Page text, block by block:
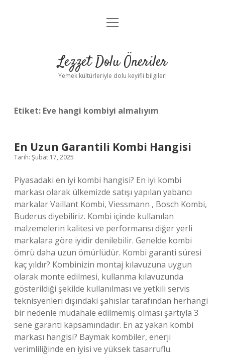
Anasayfa
Yasal Uyarı
menüyü
Lezzet Dolu Öneriler
Yemek kültürleriyle dolu keyifli bilgiler!
Etiket: Eve hangi kombiyi almalıyım
En Uzun Garantili Kombi Hangisi
Tarih: Şubat 17, 2025
Piyasadaki en iyi kombi hangisi? En iyi kombi
markası olarak ülkemizde satışı yapılan yabancı
markalar Vaillant Kombi, Viessmann , Bosch Kombi,
Buderus diyebiliriz. Kombi içinde kullanılan
malzemelerin kalitesi ve performansı diğer yerli
markalara göre iyidir denilebilir. Genelde kombi
ömrü daha uzun ömürlüdür. Kombi garanti süresi
kaç yıldır? Kombinizin montaj kılavuzuna uygun
olarak monte edilmesi, kullanma kılavuzunda
gösterildiği şekilde kullanılması ve yetkili servis
teknisyenleri dışındaki şahıslar tarafından herhangi
bir nedenle müdahale edilmemiş olması şartıyla 3
sene garanti kapsamındadır. En az yakan kombi
markası hangisi? Baymak kombiler, enerji
verimliliğinde en iyisi ve yüksek tasarruflu.